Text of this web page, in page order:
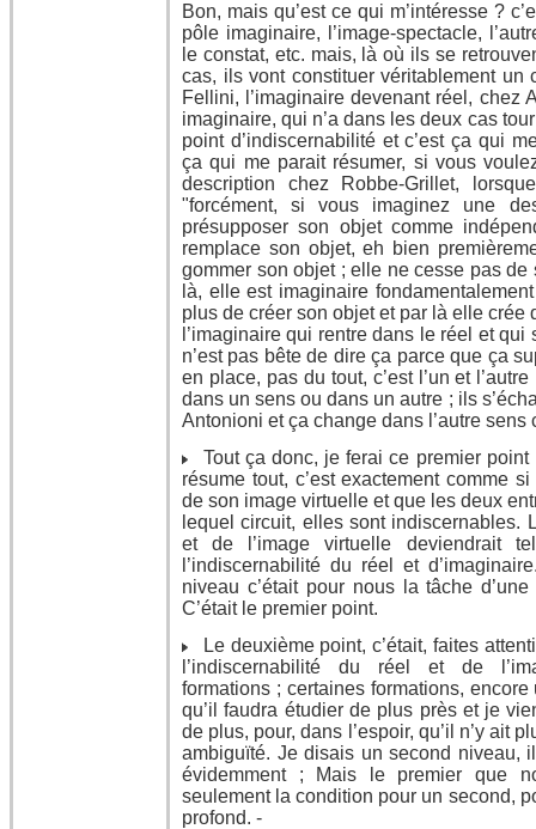
Bon, mais qu’est ce qui m’intéresse ?
pôle imaginaire, l’image-spectacle,
le constat, etc. mais, là où ils se
cas, ils vont constituer véritablement un
Fellini, l’imaginaire devenant réel, chez
imaginaire, qui n’a dans les deux cas
point d’indiscernabilité et c’est ça qui
ça qui me parait résumer, si vous
description chez Robbe-Grillet,
"forcément, si vous imaginez une
présupposer son objet comme
remplace son objet, eh bien
gommer son objet ; elle ne cesse pas de
là, elle est imaginaire
plus de créer son objet et par là elle crée
l’imaginaire qui rentre dans le réel et
n’est pas bête de dire ça parce que ça
en place, pas du tout, c’est l’un et
dans un sens ou dans un autre ; ils
Antonioni et ça change dans l’autre sens
Tout ça donc, je ferai ce premier point
résume tout, c’est exactement comme
de son image virtuelle et que les deux
lequel circuit, elles sont indiscernables.
et de l’image virtuelle deviendrait tel
l’indiscernabilité du réel et
niveau c’était pour nous la tâche
C’était le premier point.
Le deuxième point, c’était, faites
l’indiscernabilité du réel et de
formations ; certaines formations,
qu’il faudra étudier de plus près et je
de plus, pour, dans l’espoir, qu’il n’y ait
ambiguïté. Je disais un second niveau,
évidemment ; Mais le premier que
seulement la condition pour un second,
profond. -